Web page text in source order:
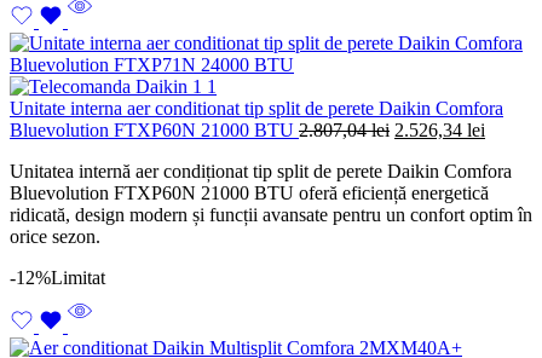
Unitate interna aer conditionat tip split de perete Daikin Comfora
Bluevolution FTXP60N 21000 BTU 2.807,04lei Prețul
a
fost:
2.807,04 lei.
2.526,34 lei
este:
Unitatea internă aer condiționat tip split de perete Daikin Comfora
Bluevolution FTXP60N 21000 BTU oferă eficiență energetică
ridicată, design modern și funcții avansate pentru un confort optim în
orice sezon.
-12%Limitat